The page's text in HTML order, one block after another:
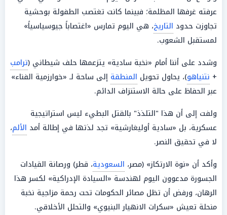
عرفته غرفها المظلمة؛ فبينما كانت تغتصب الطفولة بوحشية
تجاوزت حدود التاريخ، هي اليوم تمارس «اغتصاباً جيوسياسياً»
لمستقبل الشعوب.
وشدد على أننا أمام «نخبة سادية» يتزعمها حلف شيطاني (ترامب
+ نتنياهو)، يحاول تحويل المنطقة إلى ساحة لـ «خوارزمية الفناء»
عبر الحفاظ على حالة الاستنزاف الدائم.
ولفت إلى أن هذا "التلذذ" بالقتل البطيء ليس استراتيجية
عسكرية، بل «سادية أوليغارشية» تجد لذتها في إطالة أمد الألم،
لا في تحقيق النصر.
وأكد أن «نوة الارتكاز» (مصر، السعودية، قطر) ورصانة القيادات
الجسورة مدعوون اليوم لهندسة «السيادة الإدراكية» لكسر هذا
الرهان، ورفض أن تظل مصائر الحكومات تحت رحمة مزاجية نخبة
منحلة تعيش «سكرات الانهيار البنيوي» والتحلل الأخلاقي.